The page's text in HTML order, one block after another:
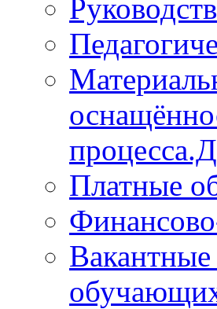
Платные